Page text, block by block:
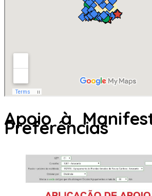
Apoio à
Preferências